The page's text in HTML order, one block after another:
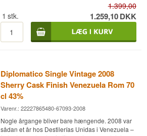
Rommen produceres af Industrias Licoreras de
Guatemala og udvælges blandt reserve-rom, der
er lagret mellem 10 og 25 år i Solera-systemet.
på franske egetræsfade, der tidligere har lagret
cognac. Guatemalas høje beliggenhed, hvor
rommen lagres over 2.300 meter over havet,
giver en langsommere modningsproces og en
tættere kontakt mellem rom og træ.
Resultatet er en kompleks og fyldig rom, hvor
brændt karamel og ristede nødder møder en lang
1.399,00
1 stk. 1.259,10DKK
Diplomatico Single Vintage 2008
Sherry Cask Finish Venezuela Rom 70
cl 43%
Varenr.: 22227865480-67093-2008
Nogle årgange bliver bare hængende. 2008 var
sådan et år hos Destilerías Unidas i Venezuela –